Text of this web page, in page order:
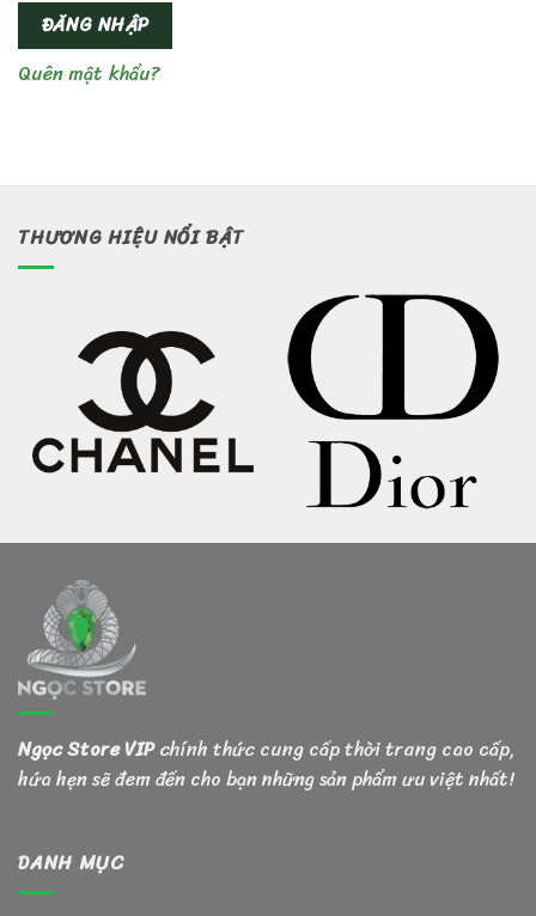
ĐĂNG NHẬP
Quên mật khẩu?
THƯƠNG HIỆU NỔI BẬT
Ngọc Store VIPchính thức cung cấp thời trang cao cấp,
hứa hẹn sẽ đem đến cho bạn những sản phẩm ưu việt nhất!
DANH MỤC